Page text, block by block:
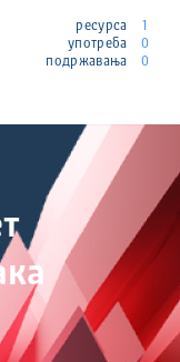
ресурса
1
употреба
0
подржавања
0